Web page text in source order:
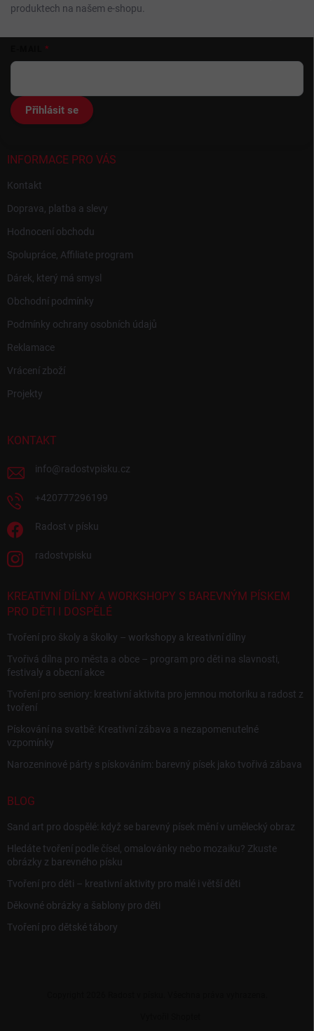
produktech na našem e-shopu.
Přihlásit se
INFORMACE PRO VÁS
Kontakt
Doprava, platba a slevy
Hodnocení obchodu
Spolupráce, Affiliate program
Dárek, který má smysl
Obchodní podmínky
Podmínky ochrany osobních údajů
Reklamace
Vrácení zboží
Projekty
KONTAKT
info@radostvpisku.cz
+420777296199
Radost v písku
radostvpisku
KREATIVNÍ DÍLNY A WORKSHOPY S BAREVNÝM PÍSKEM
PRO DĚTI I DOSPĚLÉ
Tvoření pro školy a školky – workshopy a kreativní dílny
Tvořivá dílna pro města a obce – program pro děti na slavnosti,
festivaly a obecní akce
Tvoření pro seniory: kreativní aktivita pro jemnou motoriku a radost z
tvoření
Pískování na svatbě: Kreativní zábava a nezapomenutelné
vzpomínky
Narozeninové párty s pískováním: barevný písek jako tvořivá zábava
BLOG
Sand art pro dospělé: když se barevný písek mění v umělecký obraz
Hledáte tvoření podle čísel, omalovánky nebo mozaiku? Zkuste
obrázky z barevného písku
Tvoření pro děti – kreativní aktivity pro malé i větší děti
Děkovné obrázky a šablony pro děti
Tvoření pro dětské tábory